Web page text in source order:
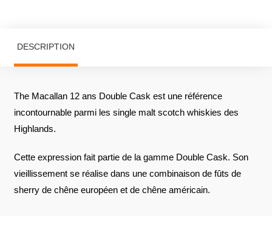
DESCRIPTION
The Macallan 12 ans Double Cask est une référence
incontournable parmi les single malt scotch whiskies des
Highlands.
Cette expression fait partie de la gamme Double Cask. Son
vieillissement se réalise dans une combinaison de fûts de
sherry de chêne européen et de chêne américain.